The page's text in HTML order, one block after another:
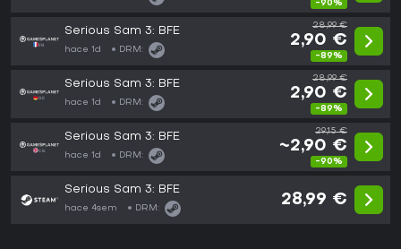
-90%
Serious Sam 3: BFE
hace 1d DRM:
28,99 €
2,90 €
-89%
Serious Sam 3: BFE
hace 1d DRM:
28,99 €
2,90 €
-89%
Serious Sam 3: BFE
hace 1d DRM:
29,15 €
~2,90 €
-90%
Serious Sam 3: BFE
hace 4sem DRM:
28,99 €